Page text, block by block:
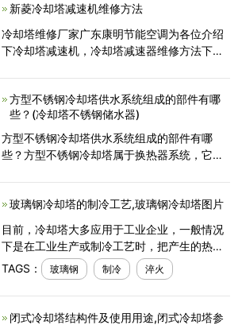
新菱冷却塔减速机维修方法
冷却塔维修厂家广东康明节能空调为各位介绍
下冷却塔减速机，冷却塔减速器维修方法下：
速荷载中运行，齿
方型不锈钢冷却塔供水系统组成的部件有哪
些？(冷却塔不锈钢储水器)
方型不锈钢冷却塔供水系统组成的部件有哪
些？方型不锈钢冷却塔属于换热器系统，它有
发冷却。根据冷却塔的形态
玻璃钢冷却塔的制冷工艺,玻璃钢冷却塔图片
目前，冷却塔大多应用于工业企业，一般情况
下是在工业生产或制冷工艺时，把产生的热量
用冷却水来导走，它的作用就是把携带热量的
冷却水在塔内与空气进行热交换，使热量传输
给空气并散发大
TAGS： 玻璃钢 制冷 淬火
闭式冷却塔结构件及使用用途,闭式冷却塔参